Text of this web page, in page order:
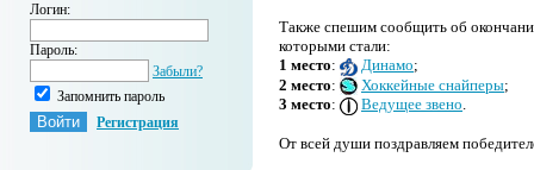
Логин:
Пароль:
Забыли?
Запомнить пароль
Регистрация
Также спешим сообщить об
которыми стали:
1 место: Динамо;
2 место: Хоккейные cнайперы;
3 место: Ведущее звено.
От всей души поздравляем